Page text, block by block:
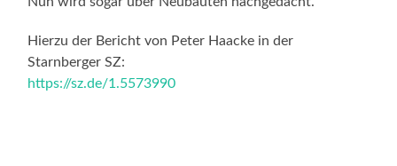
Hierzu der Bericht von Peter Haacke in der
Starnberger SZ:
https://sz.de/1.5573990